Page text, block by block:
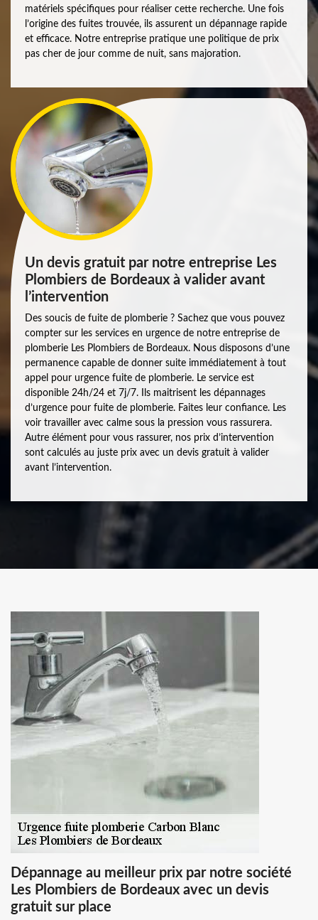
matériels spécifiques pour réaliser cette recherche. Une fois
l’origine des fuites trouvée, ils assurent un dépannage rapide
et efficace. Notre entreprise pratique une politique de prix
pas cher de jour comme de nuit, sans majoration.
Un devis gratuit par notre entreprise Les
Plombiers de Bordeaux à valider avant
l’intervention
Des soucis de fuite de plomberie ? Sachez que vous pouvez
compter sur les services en urgence de notre entreprise de
plomberie Les Plombiers de Bordeaux. Nous disposons d’une
permanence capable de donner suite immédiatement à tout
appel pour urgence fuite de plomberie. Le service est
disponible 24h/24 et 7j/7. Ils maitrisent les dépannages
d’urgence pour fuite de plomberie. Faites leur confiance. Les
voir travailler avec calme sous la pression vous rassurera.
Autre élément pour vous rassurer, nos prix d’intervention
sont calculés au juste prix avec un devis gratuit à valider
avant l’intervention.
Dépannage au meilleur prix par notre société
Les Plombiers de Bordeaux avec un devis
gratuit sur place